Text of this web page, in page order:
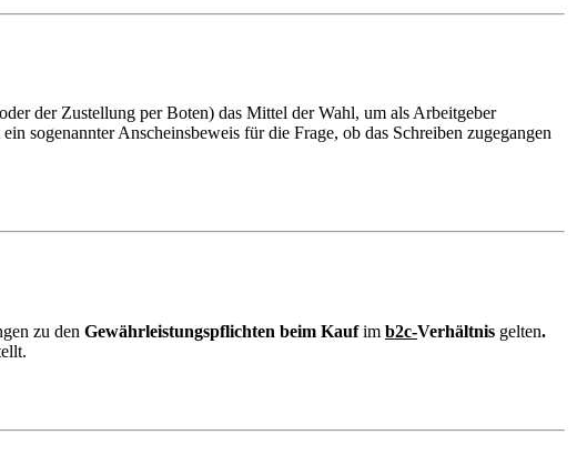
der Zustellung per Boten) das Mittel der Wahl, um als Arbeitgeber
sogenannter Anscheinsbeweis für die Frage, ob das Schreiben zugegangen
zu den Gewährleistungspflichten beim Kaufim b2c-Verhältnis gelten.